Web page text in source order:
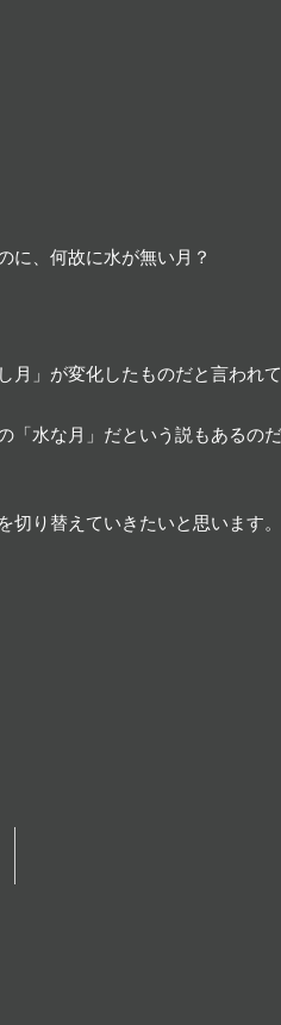
に、何故に水が無い月？
」が変化したものだと言われて
水な月」だという説もあるのだ
り替えていきたいと思います。